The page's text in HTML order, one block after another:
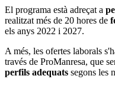
El programa està adreçat a
realitzat més de 20 hores de
els anys 2022 i 2027.
A més, les ofertes laborals
través de ProManresa, que
perfils adequats segons les